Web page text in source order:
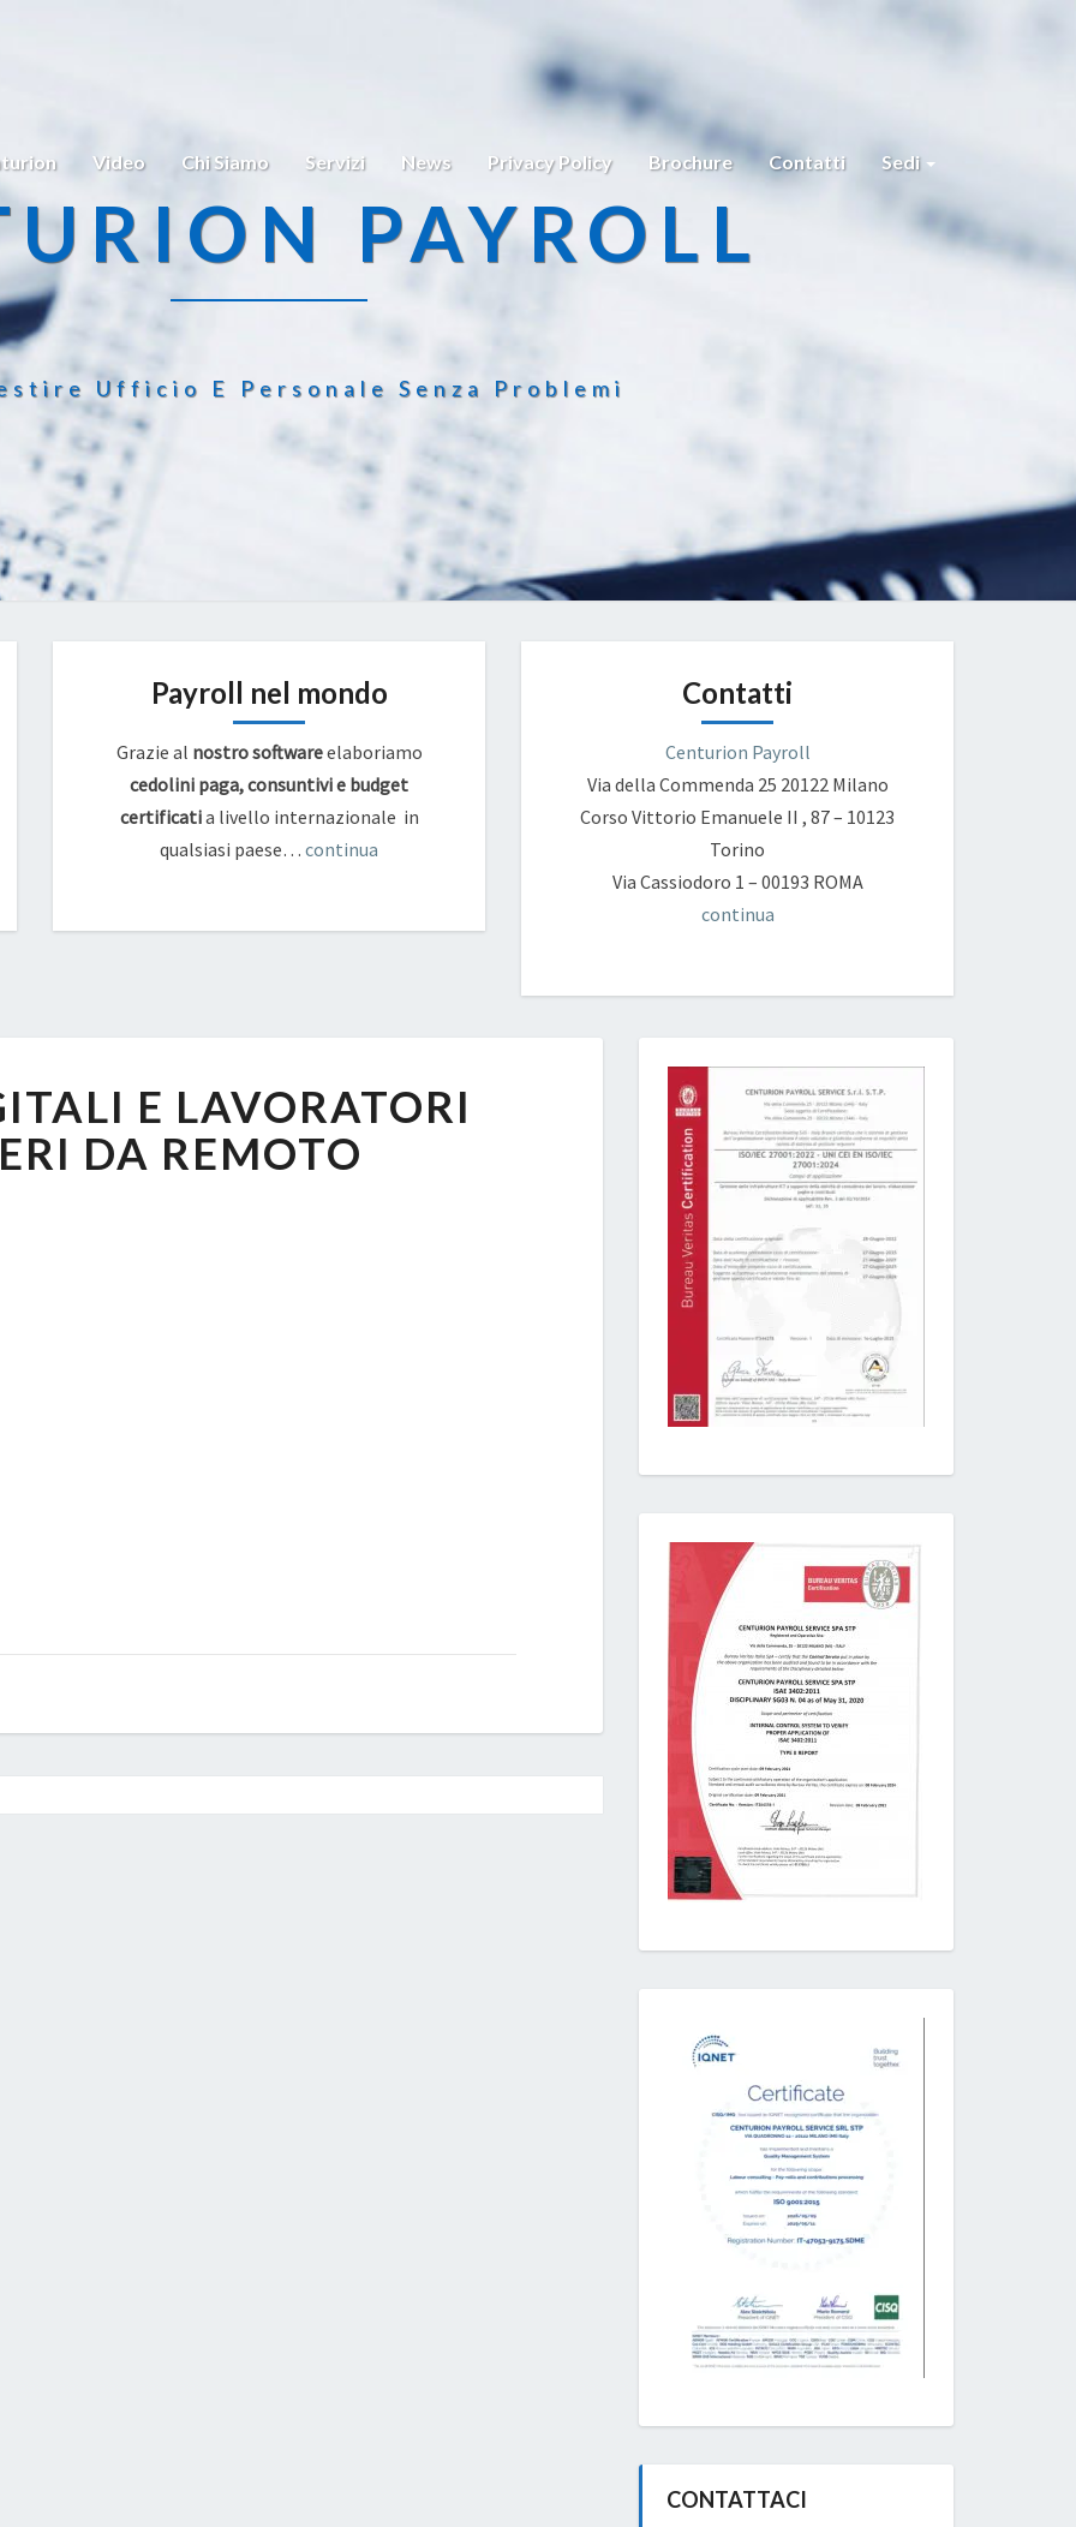
Video Chi Siamo Servizi News Privacy Policy Brochure Contatti Sedi
PAYROLL
Ufficio E Personale Senza Problemi
Payroll nel mondo
Grazie al nostro softwareelaboriamo
cedolini paga, consuntivi e budget
certificatia livello internazionale in
qualsiasi paese… continua
Contatti
Centurion Payroll
Via della Commenda 25 20122 Milano
Corso Vittorio Emanuele II , 87 – 10123
Torino
Via Cassiodoro 1 – 00193 ROMA
continua
DIGITALI
E
LAVORATORI
E LAVORATORI
DA REMOTO
CONTATTACI